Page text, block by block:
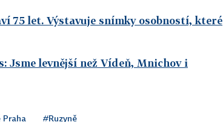
75 let. Výstavuje snímky osobností, které
Jsme levnější než Vídeň, Mnichov i
#Ruzyně